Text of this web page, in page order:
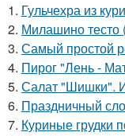
1. Гульчехра из
2. Милашино тесто
3. Самый простой
4. Пирог "Лень -
5. Салат "Шишки".
6. Праздничный
7. Куриные грудки